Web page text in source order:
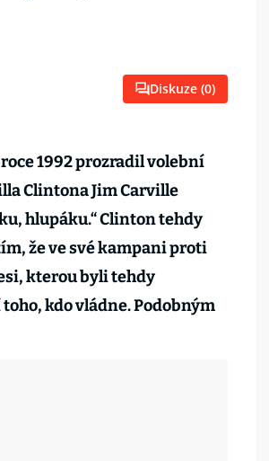
Diskuze (0)
1992 prozradil volební
Clintona Jim Carville
hlupáku.“ Clinton tehdy
že ve své kampani proti
kterou byli tehdy
kdo vládne. Podobným